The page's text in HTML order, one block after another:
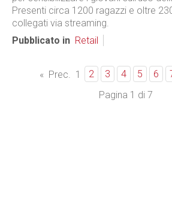
Presenti circa 1200 ragazzi e oltre
collegati via streaming.
Pubblicato in Retail
« Prec. 1 2 3 4 5 6
Pagina 1 di 7